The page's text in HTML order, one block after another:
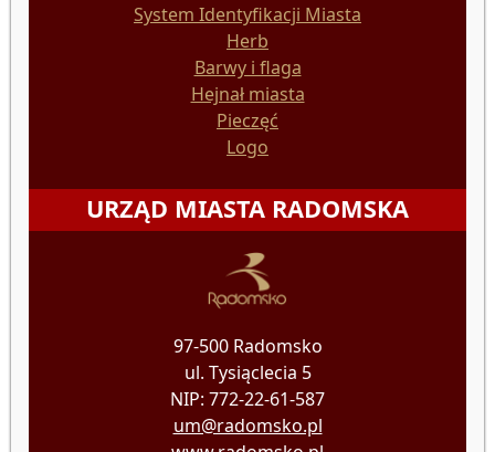
System Identyfikacji Miasta
Herb
Barwy i flaga
Hejnał miasta
Pieczęć
Logo
URZĄD MIASTA RADOMSKA
97-500 Radomsko
ul. Tysiąclecia 5
NIP: 772-22-61-587
um@radomsko.pl